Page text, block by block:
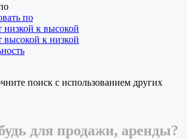
по
низкой к высокой
высокой к низкой
поиск с использованием других
для продажи, аренды?